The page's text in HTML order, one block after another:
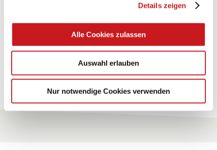
Details zeigen
Alle Cookies zulassen
Auswahl erlauben
Nur notwendige Cookies verwenden
Eine Überraschung der besonderten Art und
Zu allen Tipps